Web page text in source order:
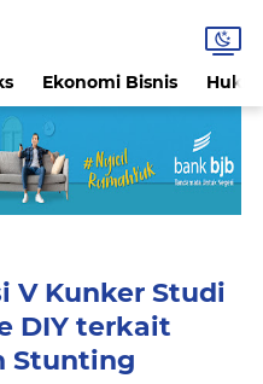
Ekonomi Bisnis
V Kunker Studi
DIY terkait
Stunting